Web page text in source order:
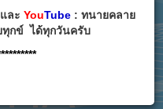
ละ YouTube: ทนายคลาย
กข์ ได้ทุกวันครับ